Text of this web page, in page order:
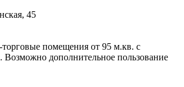
45
помещения от 95 м.кв. с
Возможно дополнительное пользование